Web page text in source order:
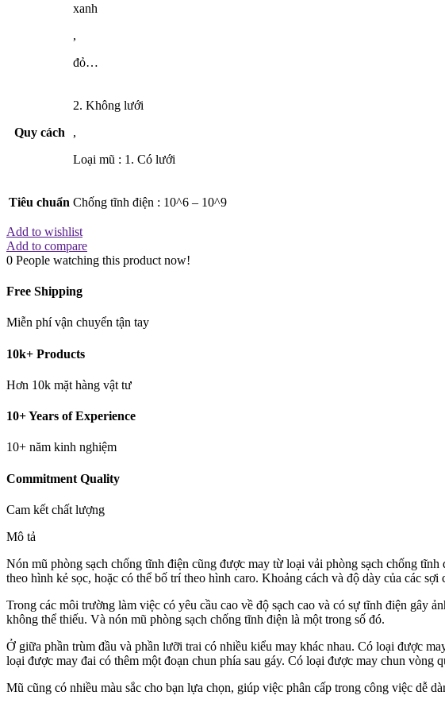
xanh
,
đỏ…
Quy cách
2. Không lưới
,
Loại mũ : 1. Có lưới
Tiêu chuẩn Chống tĩnh điện : 10^6 – 10^9
Add to wishlist
Add to compare
0 People watching this product now!
Free Shipping
Miễn phí vận chuyển tận tay
10k+ Products
Hơn 10k mặt hàng vật tư
10+ Years of Experience
10+ năm kinh nghiệm
Commitment Quality
Cam kết chất lượng
Mô tả
Nón mũ phòng sạch chống tĩnh điện cũng được may từ loại vải phòng sạch chống
theo hình kẻ sọc, hoặc có thể bố trí theo hình caro. Khoảng cách và độ dày của các
Trong các môi trường làm việc có yêu cầu cao về độ sạch cao và có sự tĩnh điện gây
không thể thiếu. Và nón mũ phòng sạch chống tĩnh điện là một trong số đó.
Ở giữa phần trùm đầu và phần lưỡi trai có nhiều kiểu may khác nhau. Có loại được
loại được may đai có thêm một đoạn chun phía sau gáy. Có loại được may chun vòng
Mũ cũng có nhiều màu sắc cho bạn lựa chọn, giúp việc phân cấp trong công việc dễ